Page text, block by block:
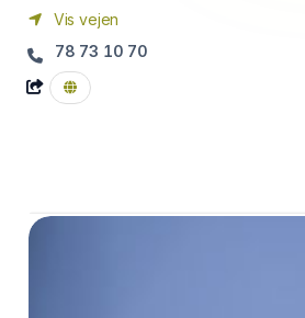
Vis vejen
78 73 10 70